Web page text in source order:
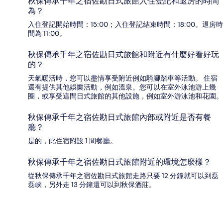
為？
入住登記開始時間：15:00；入住登記結束時間：18:00。退房時
間為 11:00。
秋保傳承千年之宿佐勘日式旅館和附近有什麼好看好玩
的？
天氣暖活時，您可以盡情享受附近例如騎腳踏車等活動。 住宿
還有提供其他娛樂活動，例如溫泉。您可以在室外泳池游上幾
圈，或享受這間日式旅館的其他設施，例如室外游泳池和花園。
秋保傳承千年之宿佐勘日式旅館內部或附近是否有餐
廳？
是的，此住宿附設 1 間餐廳。
秋保傳承千年之宿佐勘日式旅館附近的環境怎麼樣？
從秋保傳承千年之宿佐勘日式旅館走路只要 12 分鐘就可以到磊
磊峡，另外走 13 分鐘還可以到秋保酒莊。